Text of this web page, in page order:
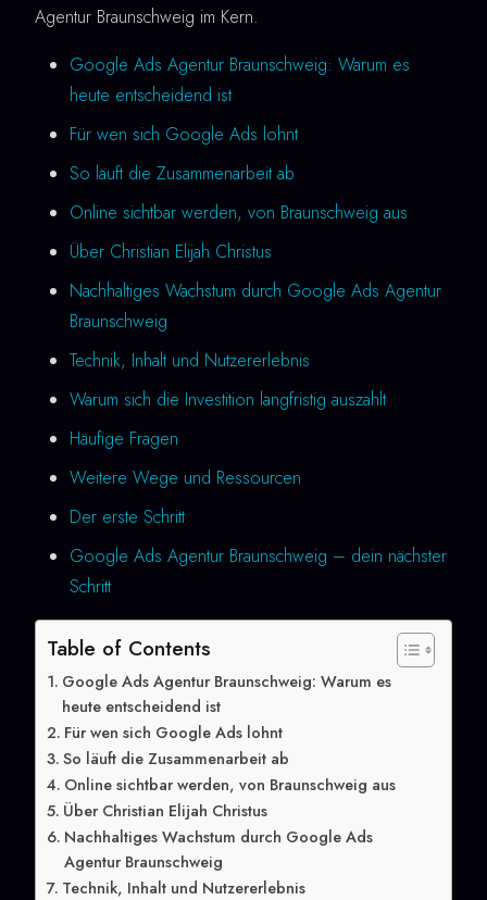
Agentur Braunschweig im Kern.
Google Ads Agentur Braunschweig: Warum es
heute entscheidend ist
Für wen sich Google Ads lohnt
So läuft die Zusammenarbeit ab
Online sichtbar werden, von Braunschweig aus
Über Christian Elijah Christus
Nachhaltiges Wachstum durch Google Ads Agentur
Braunschweig
Technik, Inhalt und Nutzererlebnis
Warum sich die Investition langfristig auszahlt
Häufige Fragen
Weitere Wege und Ressourcen
Der erste Schritt
Google Ads Agentur Braunschweig – dein nächster
Schritt
Table of Contents
Google Ads Agentur Braunschweig: Warum es
heute entscheidend ist
Für wen sich Google Ads lohnt
So läuft die Zusammenarbeit ab
Online sichtbar werden, von Braunschweig aus
Über Christian Elijah Christus
Nachhaltiges Wachstum durch Google Ads
Agentur Braunschweig
Technik, Inhalt und Nutzererlebnis